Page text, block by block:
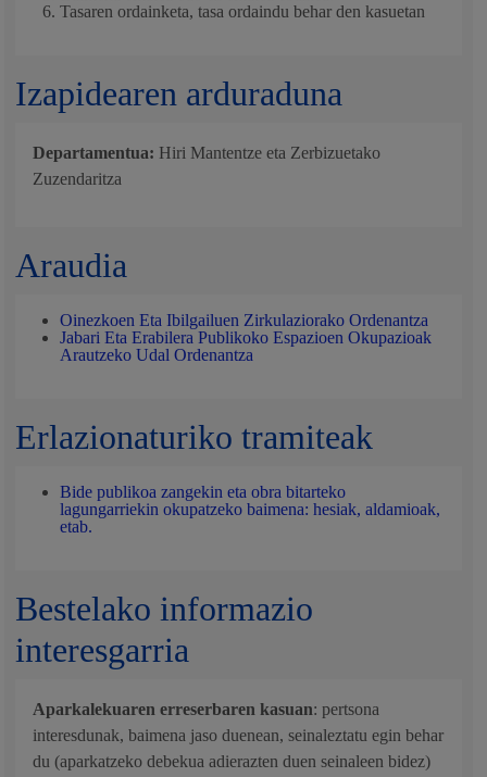
Tasaren ordainketa, tasa ordaindu behar den kasuetan
Izapidearen arduraduna
Departamentua: Hiri Mantentze eta Zerbizuetako
Zuzendaritza
Araudia
Oinezkoen Eta Ibilgailuen Zirkulaziorako Ordenantza
Jabari Eta Erabilera Publikoko Espazioen Okupazioak
Arautzeko Udal Ordenantza
Erlazionaturiko tramiteak
Bide publikoa zangekin eta obra bitarteko
lagungarriekin okupatzeko baimena: hesiak, aldamioak,
etab.
Bestelako informazio
interesgarria
Aparkalekuaren erreserbaren kasuan: pertsona
interesdunak, baimena jaso duenean, seinaleztatu egin behar
du (aparkatzeko debekua adierazten duen seinaleen bidez)